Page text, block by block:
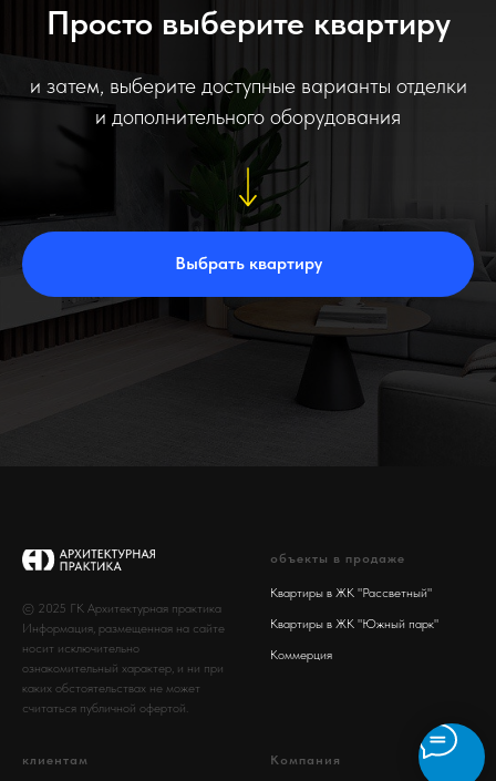
Просто выберите квартиру
и затем, выберите доступные варианты отделки
и дополнительного оборудования
Выбрать квартиру
© 2025 ГК Архитектурная практика
Информация, размещенная на сайте
носит исключительно
ознакомительный характер, и ни при
каких обстоятельствах не может
считаться публичной офертой.
объекты в продаже
Квартиры в ЖК "Рассветный"
Квартиры в ЖК "Южный парк"
Коммерция
клиентам Компания